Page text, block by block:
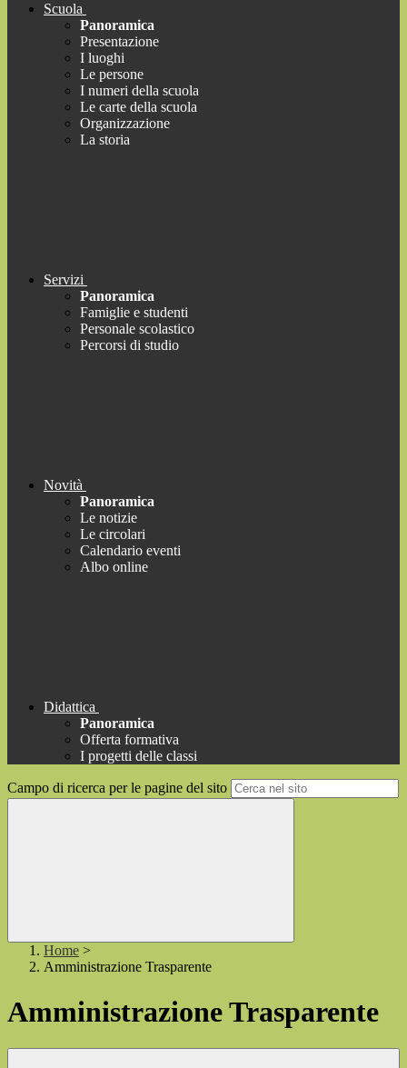
Scuola
Panoramica
Presentazione
I luoghi
Le persone
I numeri della scuola
Le carte della scuola
Organizzazione
La storia
Servizi
Panoramica
Famiglie e studenti
Personale scolastico
Percorsi di studio
Novità
Panoramica
Le notizie
Le circolari
Calendario eventi
Albo online
Didattica
Panoramica
Offerta formativa
I progetti delle classi
Campo di ricerca per le pagine del sito
Home >
Amministrazione Trasparente
Amministrazione Trasparente